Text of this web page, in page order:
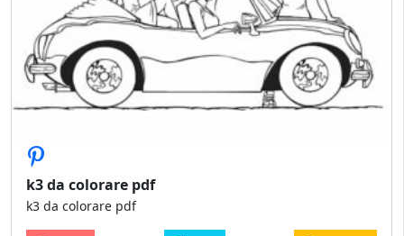
k3 da colorare pdf
k3 da colorare pdf